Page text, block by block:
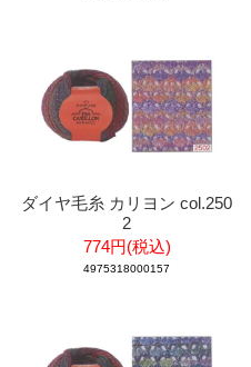
ダイヤ毛糸 カリヨン col.250
2
774円(税込)
4975318000157